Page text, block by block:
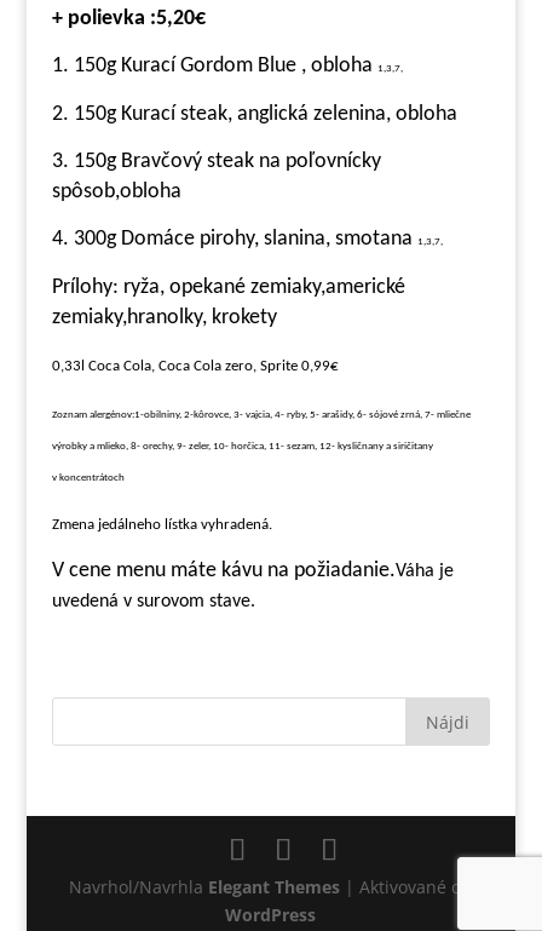
+ polievka :5,20€
1. 150g Kurací Gordom Blue , obloha 1,3,7,
2. 150g Kurací steak, anglická zelenina, obloha
3. 150g Bravčový steak na poľovnícky
spôsob,obloha
4. 300g Domáce pirohy, slanina, smotana 1,3,7,
Prílohy: ryža, opekané zemiaky,americké
zemiaky,hranolky, krokety
0,33l Coca Cola, Coca Cola zero, Sprite 0,99€
Zoznam alergénov:1-obilniny, 2-kôrovce, 3- vajcia, 4- ryby, 5- arašidy, 6- sójové zrná, 7- mliečne
výrobky a mlieko, 8- orechy, 9- zeler, 10- horčica, 11- sezam, 12- kysličnany a siričitany
v koncentrátoch
Zmena jedálneho lístka vyhradená.
V cene menu máte kávu na požiadanie.Váha je
uvedená v surovom stave.
Navrhol/Navrhla Elegant Themes | Aktivované od
WordPress